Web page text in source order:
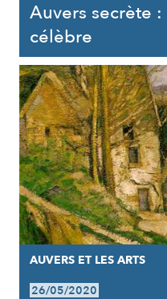
Auvers secrète
célèbre
AUVERS ET LES ARTS
26/05/2020